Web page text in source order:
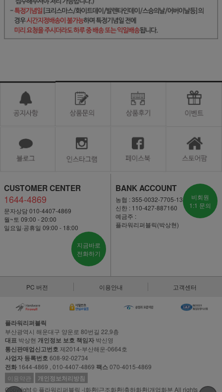
CUSTOMER CENTER
1644-4869
문자상담 010-4407-4869
월~토 09:00 - 20:00
일요일·공휴일 09:00 - 18:00
지금바로
전화하기
BANK ACCOUNT
농협 : 355-0032-7705-13
신한 : 110-427-887160
예금주 :
플라워리퍼블릭(박상현)
비회원
1:1 문의
PC 버전 이용안내 고객센터
플라워리퍼블릭
부산광역시 해운대구 양운로 80번길 22,9층
대표 박상현 개인정보 보호 책임자 박신영
통신판매업신고번호제2014-부산해운-0664호
사업자 등록번호608-92-02734
전화 1644-4869 , 010-4407-4869 팩스070-4015-4869
이용약관
개인정보처리방침
Copyright © 플라워리퍼블릭 -|화환|근조화환|축하화환|개업화분 All rights